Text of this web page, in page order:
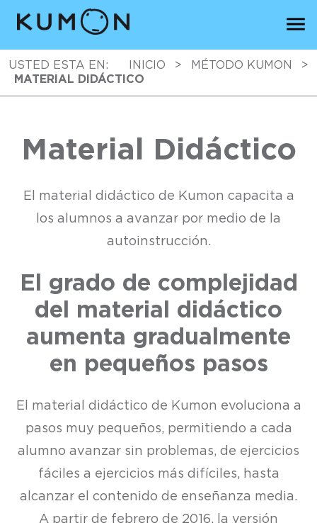
USTED ESTA EN: INICIO > MÉTODO KUMON
>
MATERIAL DIDÁCTICO
Material Didáctico
El material didáctico de Kumon capacita a
los alumnos a avanzar por medio de la
autoinstrucción.
El grado de complejidad
del material didáctico
aumenta gradualmente
en pequeños pasos
El material didáctico de Kumon evoluciona a
pasos muy pequeños, permitiendo a cada
alumno avanzar sin problemas, de ejercicios
fáciles a ejercicios más difíciles, hasta
alcanzar el contenido de enseñanza media.
A partir de febrero de 2016, la versión